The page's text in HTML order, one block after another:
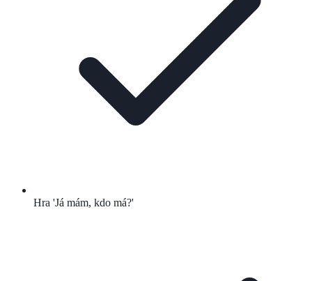
Hra 'Já mám, kdo má?'